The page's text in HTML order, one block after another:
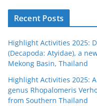
Recent Posts
Highlight Activities 2025:
(Decapoda: Atyidae), a
Mekong Basin, Thailand
Highlight Activities 2025:
genus Rhopalomeris
from Southern Thailand